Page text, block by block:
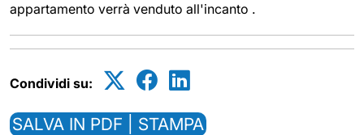
appartamento verrà venduto all'incanto .
Condividi su:
SALVA IN PDF | STAMPA